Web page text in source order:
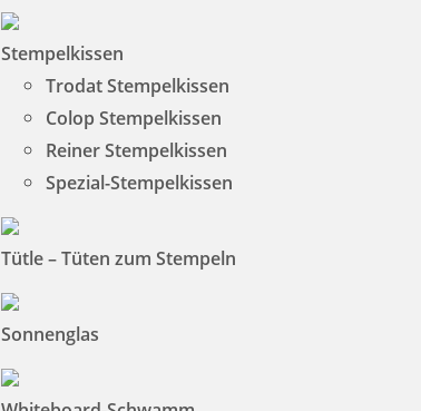
Stempelkissen
Trodat Stempelkissen
Colop Stempelkissen
Reiner Stempelkissen
Spezial-Stempelkissen
Tütle – Tüten zum Stempeln
Sonnenglas